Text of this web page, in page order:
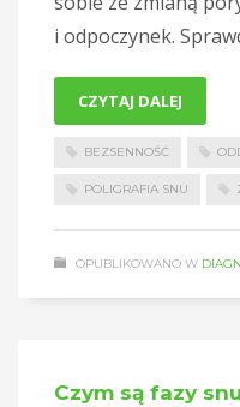
i odpoczynek.
BEZSENNOŚĆ
POLIGRAFIA SNU
CZYTAJ DALEJ
OPUBLIKOWANO W
Czym są fazy